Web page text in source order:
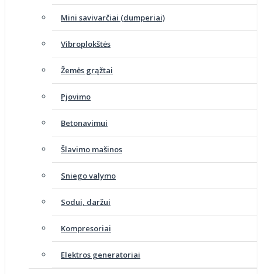
Mini savivarčiai (dumperiai)
Vibroplokštės
Žemės grąžtai
Pjovimo
Betonavimui
Šlavimo mašinos
Sniego valymo
Sodui, daržui
Kompresoriai
Elektros generatoriai